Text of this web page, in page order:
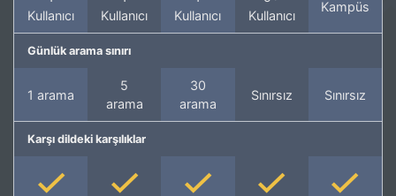
Kullanıcı
Kullanıcı
Kullanıcı
Kullanıcı
Kampüs
Günlük arama sınırı
1 arama
5
arama
30
arama
Sınırsız Sınırsız
Karşı dildeki karşılıklar